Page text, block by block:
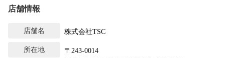
を先に支払ってからでないと施工可能日のご案内が出来ません」と
店舗情報
店舗名 株式会社TSC
所在地
〒243-0014